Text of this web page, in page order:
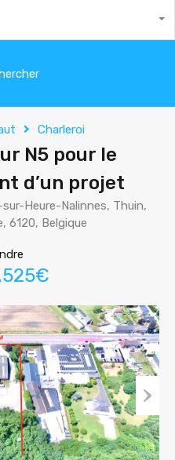
Charleroi
N5 pour le
d’un projet
Heure-Nalinnes, Thuin,
6120, Belgique
Next